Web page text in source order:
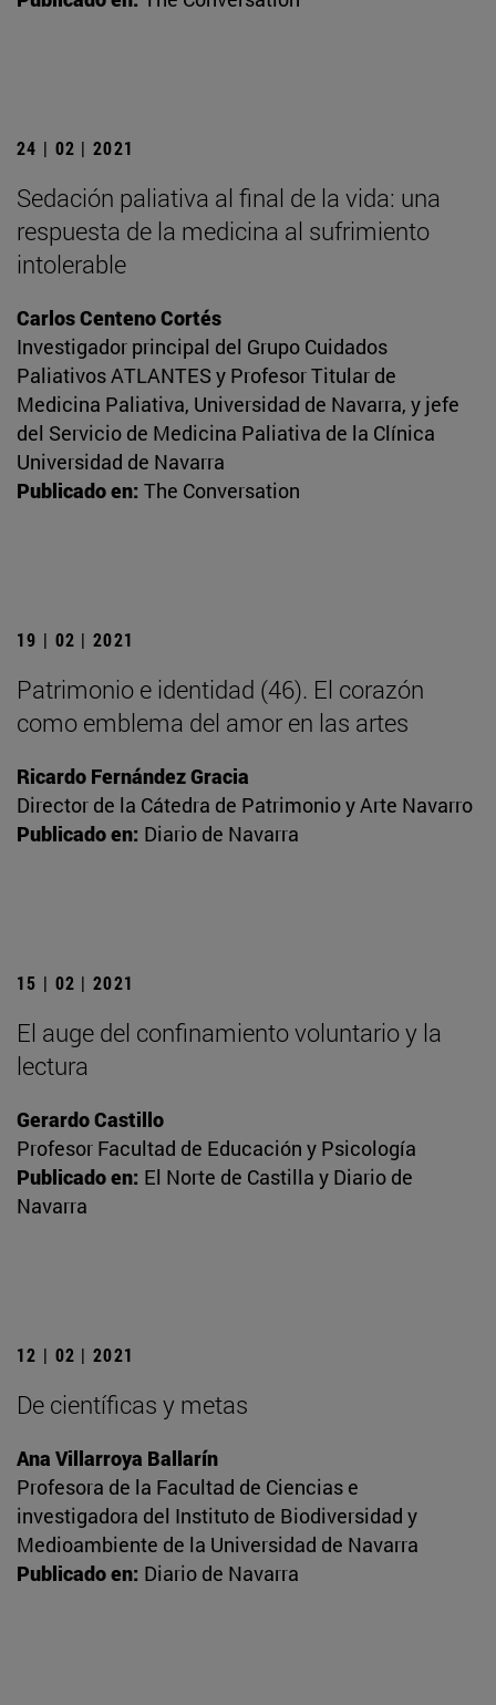
24 | 02 | 2021
Sedación paliativa al final de la vida: una
respuesta de la medicina al sufrimiento
intolerable
Carlos Centeno Cortés
Investigador principal del Grupo Cuidados
Paliativos ATLANTES y Profesor Titular de
Medicina Paliativa, Universidad de Navarra, y jefe
del Servicio de Medicina Paliativa de la Clínica
Universidad de Navarra
Publicado en: The Conversation
19 | 02 | 2021
Patrimonio e identidad (46). El corazón
como emblema del amor en las artes
Ricardo Fernández Gracia
Director de la Cátedra de Patrimonio y Arte Navarro
Publicado en: Diario de Navarra
15 | 02 | 2021
El auge del confinamiento voluntario y la
lectura
Gerardo Castillo
Profesor Facultad de Educación y Psicología
Publicado en: El Norte de Castilla y Diario de
Navarra
12 | 02 | 2021
De científicas y metas
Ana Villarroya Ballarín
Profesora de la Facultad de Ciencias e
investigadora del Instituto de Biodiversidad y
Medioambiente de la Universidad de Navarra
Publicado en: Diario de Navarra